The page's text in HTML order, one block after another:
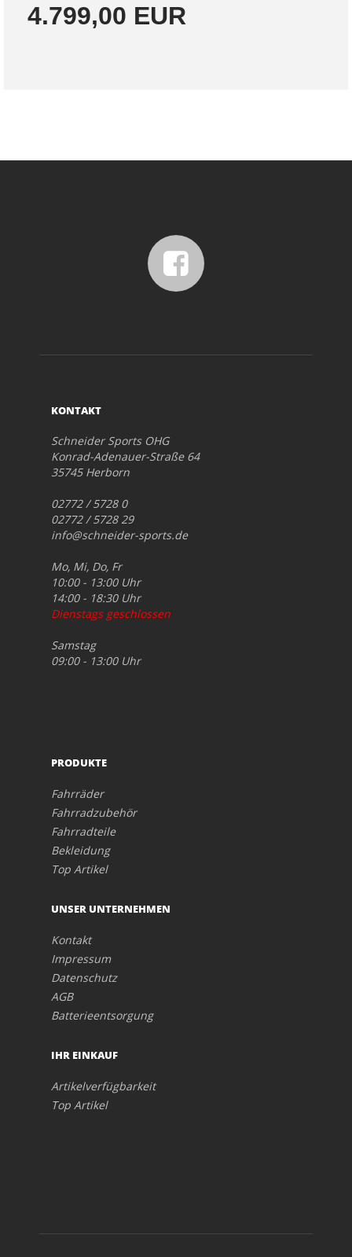
4.799,00 EUR
KONTAKT
Schneider Sports OHG
Konrad-Adenauer-Straße 64
35745 Herborn
02772 / 5728 0
02772 / 5728 29
info@schneider-sports.de
Mo, Mi, Do, Fr
10:00 - 13:00 Uhr
14:00 - 18:30 Uhr
Dienstags geschlossen
Samstag
09:00 - 13:00 Uhr
PRODUKTE
Fahrräder
Fahrradzubehör
Fahrradteile
Bekleidung
Top Artikel
UNSER UNTERNEHMEN
Kontakt
Impressum
Datenschutz
AGB
Batterieentsorgung
IHR EINKAUF
Artikelverfügbarkeit
Top Artikel